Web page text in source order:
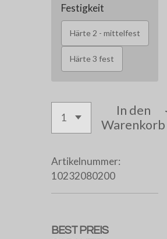
Festigkeit
Härte 2 - mittelfest
Härte 3 fest
In den
Warenkorb
Artikelnummer:
10232080200
BEST PREIS